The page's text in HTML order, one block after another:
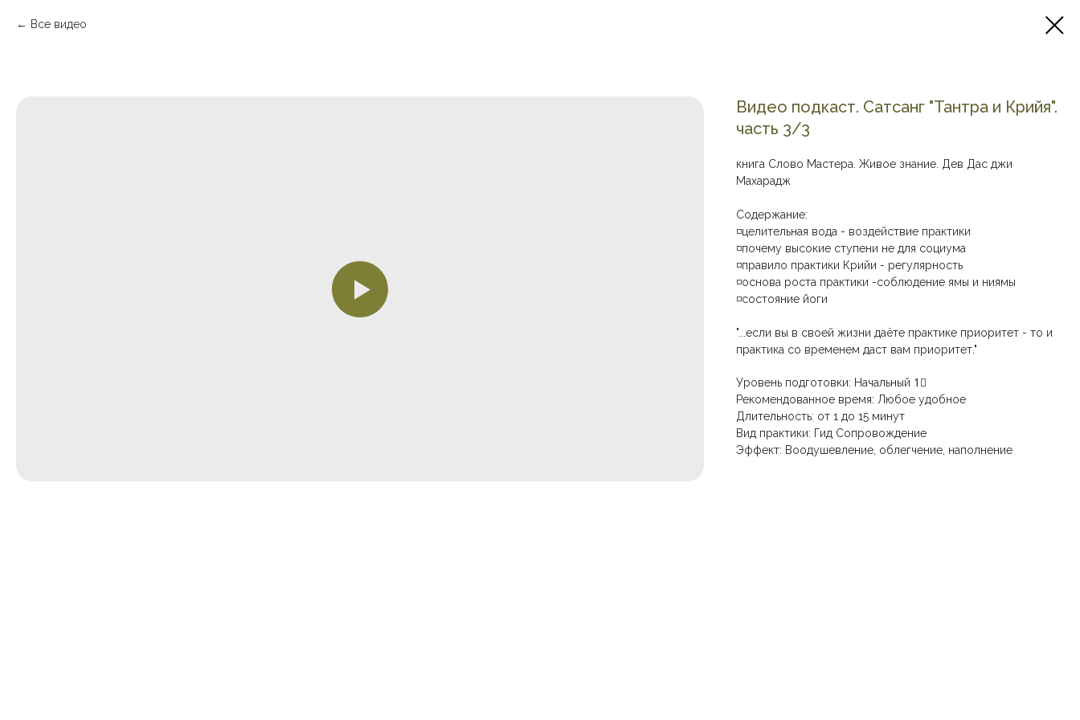
Все видео
Видео подкаст. Сатсанг "Тантра и Крийя".
часть 3/3
книга Слово Мастера. Живое знание. Дев Дас джи
Махарадж
Содержание:
◽целительная вода - воздействие практики
◽почему высокие ступени не для социума
◽правило практики Крийи - регулярность
◽основа роста практики -соблюдение ямы и ниямы
◽состояние йоги
"...если вы в своей жизни даёте практике приоритет - то и
практика со временем даст вам приоритет."
Уровень подготовки: Начальный 1⃣
Рекомендованное время: Любое удобное
Длительность: от 1 до 15 минут
Вид практики: Гид Сопровождение
Эффект: Воодушевление, облегчение, наполнение